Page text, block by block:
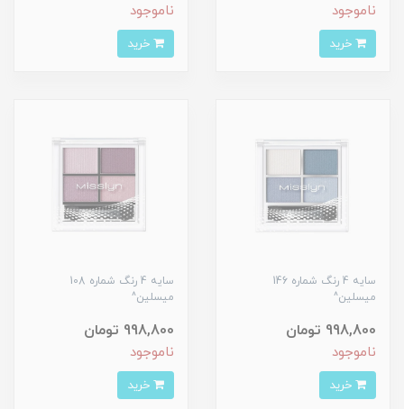
ناموجود ناموجود
سایه 4 رنگ شماره 146
میسلین^
998,800 تومان
ناموجود
سایه 4 رنگ شماره 108
میسلین^
998,800 تومان
ناموجود